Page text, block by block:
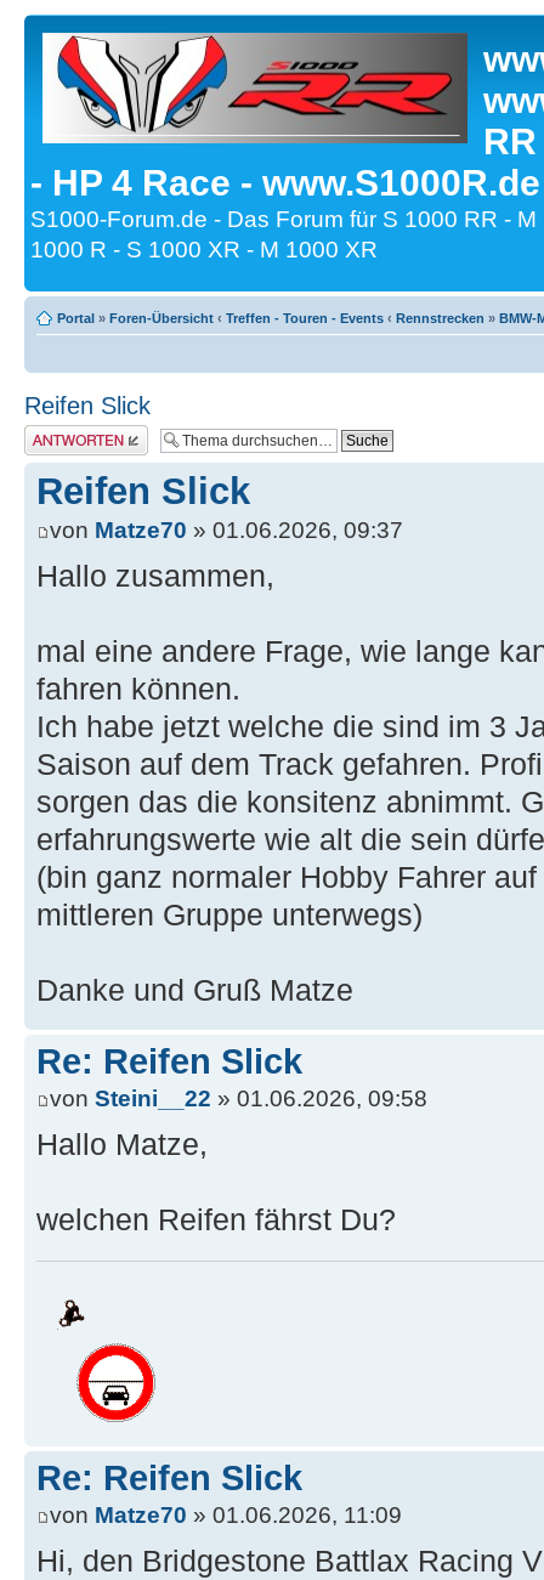
- HP 4 Race -
S1000-Forum.de - Das Forum für S 1000 RR -
1000 R - S 1000 XR - M 1000 XR
Portal » Foren-Übersicht ‹ Treffen - Touren - Events ‹ Rennstrecken » BMW-
Reifen Slick
Antwort erstellen
Reifen Slick
von Matze70 » 01.06.2026, 09:37
Hallo zusammen,
mal eine andere Frage, wie lange
fahren können.
Ich habe jetzt welche die sind im 3
Saison auf dem Track gefahren.
sorgen das die konsitenz abnimmt.
erfahrungswerte wie alt die sein
(bin ganz normaler Hobby Fahrer
mittleren Gruppe unterwegs)
Danke und Gruß Matze
Re: Reifen Slick
von Steini__22 » 01.06.2026, 09:58
Hallo Matze,
welchen Reifen fährst Du?
Re: Reifen Slick
von Matze70 » 01.06.2026, 11:09
Hi, den Bridgestone Battlax Racing